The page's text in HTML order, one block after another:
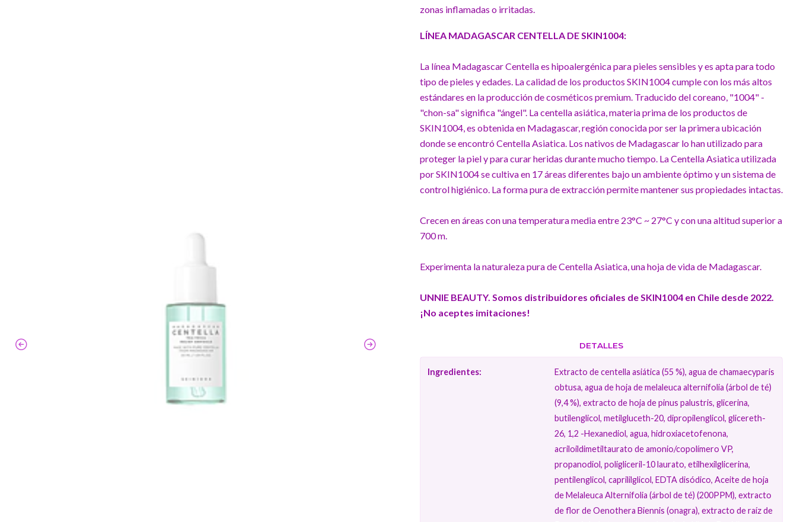
zonas inflamadas o irritadas.
LÍNEA MADAGASCAR CENTELLA DE SKIN1004:
La línea Madagascar Centella es hipoalergénica para pieles sensibles y es apta para todo
tipo de pieles y edades. La calidad de los productos SKIN1004 cumple con los más altos
estándares en la producción de cosméticos premium. Traducido del coreano, "1004" -
"chon-sa" significa "ángel". La centella asiática, materia prima de los productos de
SKIN1004, es obtenida en Madagascar, región conocida por ser la primera ubicación
donde se encontró Centella Asiatica. Los nativos de Madagascar lo han utilizado para
proteger la piel y para curar heridas durante mucho tiempo. La Centella Asiatica utilizada
por SKIN1004 se cultiva en 17 áreas diferentes bajo un ambiente óptimo y un sistema de
control higiénico. La forma pura de extracción permite mantener sus propiedades intactas.
Crecen en áreas con una temperatura media entre 23°C ~ 27°C y con una altitud superior a
700 m.
Experimenta la naturaleza pura de Centella Asiatica, una hoja de vida de Madagascar.
UNNIE BEAUTY. Somos distribuidores oficiales de SKIN1004 en Chile desde 2022.
¡No aceptes imitaciones!
DETALLES
Ingredientes:
Extracto de centella asiática (55 %), agua de chamaecyparis
obtusa, agua de hoja de melaleuca alternifolia (árbol de té)
(9,4 %), extracto de hoja de pinus palustris, glicerina,
butilenglicol, metilgluceth-20, dipropilenglicol, glicereth-
26, 1,2 -Hexanediol, agua, hidroxiacetofenona,
acriloildimetiltaurato de amonio/copolímero VP,
propanodiol, poligliceril-10 laurato, etilhexilglicerina,
pentilenglicol, caprililglicol, EDTA disódico, Aceite de hoja
de Melaleuca Alternifolia (árbol de té) (200PPM), extracto
de flor de Oenothera Biennis (onagra), extracto de raíz de